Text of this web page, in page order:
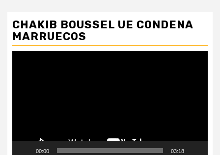
CHAKIB BOUSSEL UE CONDENA
MARRUECOS
00:00 03:18